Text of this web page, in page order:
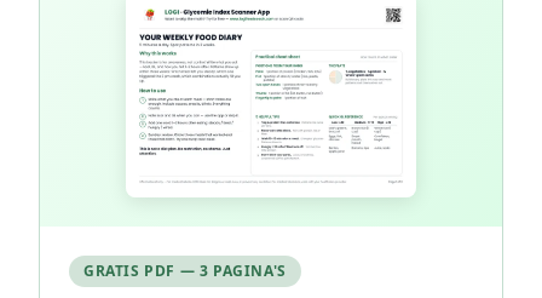
GRATIS PDF — 3 PAGINA'S